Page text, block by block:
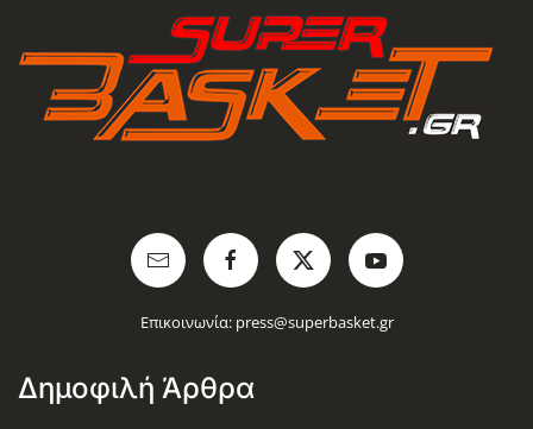
Επικοινωνία: press@superbasket.gr
Δημοφιλή Άρθρα